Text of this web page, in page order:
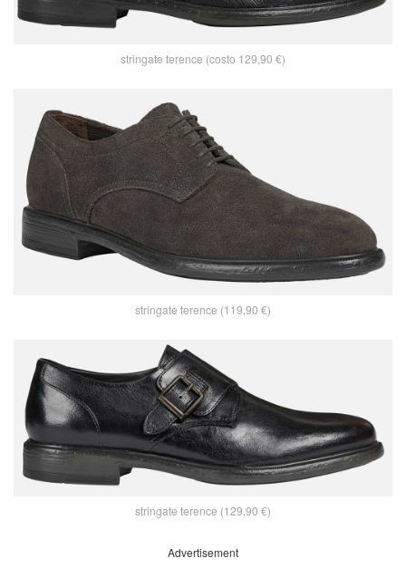
stringate terence (costo 129,90 €)
stringate terence (119,90 €)
stringate terence (129,90 €)
Advertisement